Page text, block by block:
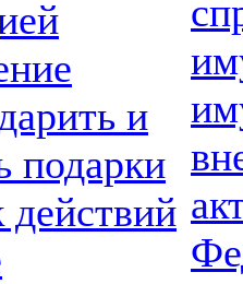
и
подарки